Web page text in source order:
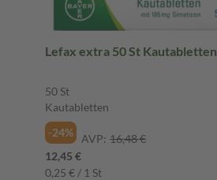
Lefax extra 50 St Kautabletten
50 St
Kautabletten
-24%
AVP: 16,48 €
12,45 €
0,25 € / 1 St